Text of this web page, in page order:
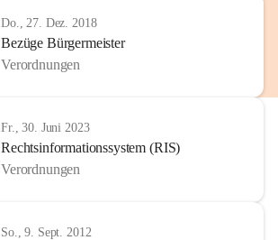
Do., 27. Dez. 2018
Bezüge Bürgermeister
Verordnungen
Fr., 30. Juni 2023
Rechtsinformationssystem (RIS)
Verordnungen
So., 9. Sept. 2012